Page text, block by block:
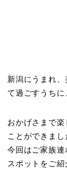
新潟にうまれ
て過ごすうちに
おかげさまで
ことができまし
今回はご家族連
スポットをご紹